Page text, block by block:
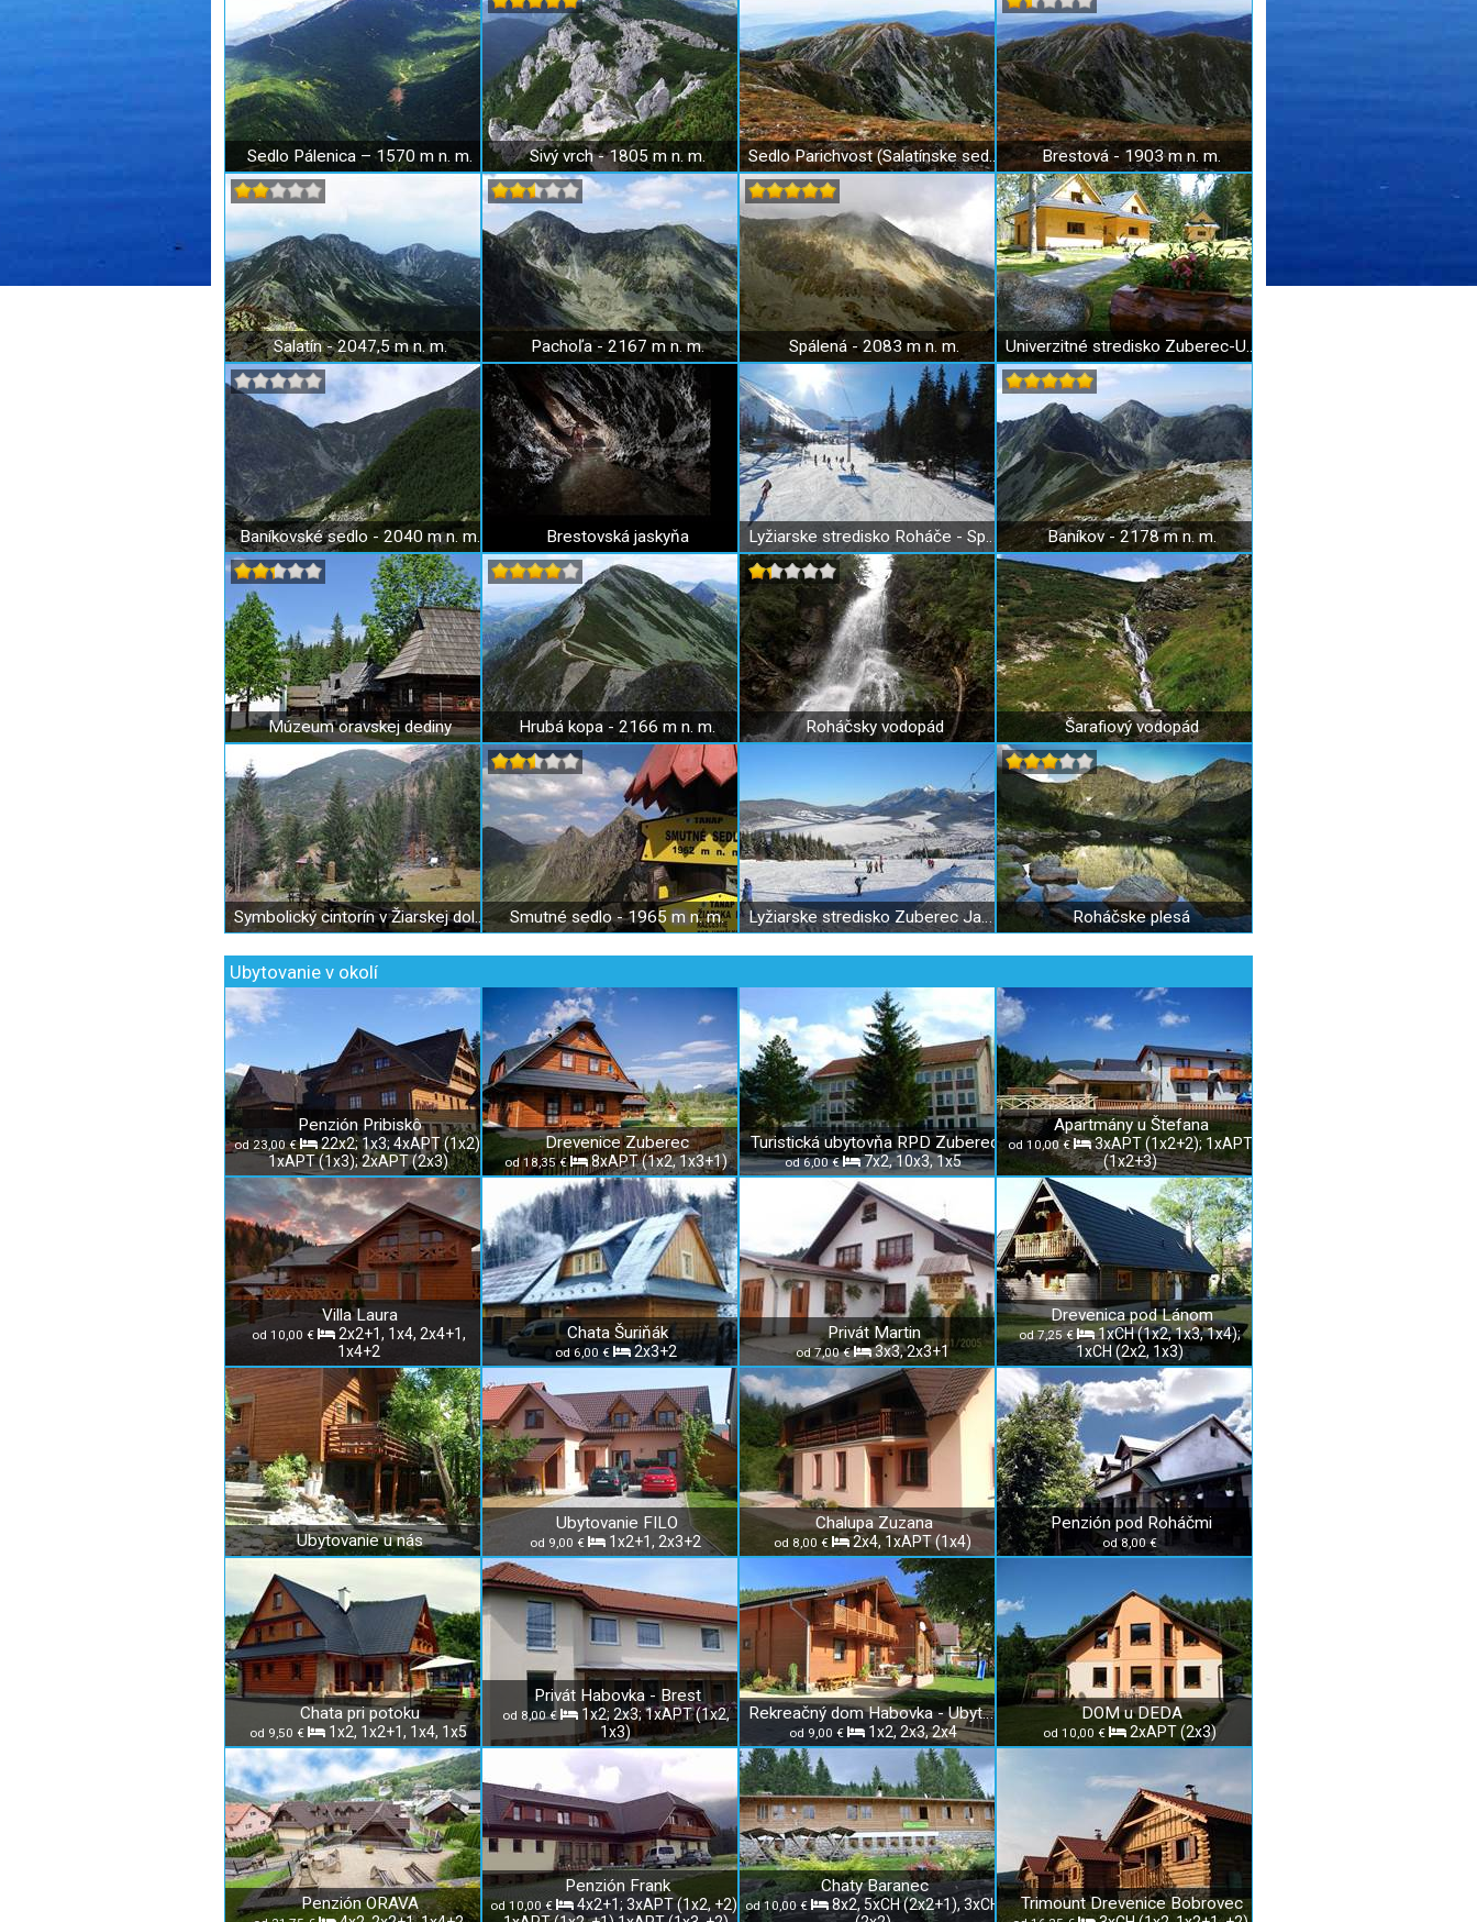
Sedlo Pálenica – 1570 m n. m. Sivý vrch - 1805 m n. m. Sedlo Parichvost (Salatínske sedlo) - 1870 m n. m. Brestová - 1903 m n. m.
Salatín - 2047,5 m n. m. Pachoľa - 2167 m n. m. Spálená - 2083 m n. m. Univerzitné stredisko Zuberec-UNIZA
Baníkovské sedlo - 2040 m n. m. Brestovská jaskyňa Lyžiarske stredisko Roháče - Spálená Baníkov - 2178 m n. m.
Múzeum oravskej dediny Hrubá kopa - 2166 m n. m. Roháčsky vodopád Šarafiový vodopád
Symbolický cintorín v Žiarskej doline Smutné sedlo - 1965 m n. m. Lyžiarske stredisko Zuberec Janovky - Milotín Roháčske plesá
Ubytovanie v okolí
Penzión Pribiskô
od 23,00 €
22x2; 1x3; 4xAPT (1x2);
1xAPT (1x3); 2xAPT (2x3)
Drevenice Zuberec
od 18,35 € 8xAPT (1x2, 1x3+1)
Turistická ubytovňa RPD Zuberec
od 6,00 € 7x2, 10x3, 1x5
Apartmány u Štefana
od 10,00 €
3xAPT (1x2+2); 1xAPT
(1x2+3)
Villa Laura
od 10,00 €
2x2+1, 1x4, 2x4+1,
1x4+2
Chata Šuriňák
od 6,00 € 2x3+2
Privát Martin
od 7,00 € 3x3, 2x3+1
Drevenica pod Lánom
od 7,25 €
1xCH (1x2, 1x3, 1x4);
1xCH (2x2, 1x3)
Ubytovanie u nás
Ubytovanie FILO
od 9,00 € 1x2+1, 2x3+2
Chalupa Zuzana
od 8,00 € 2x4, 1xAPT (1x4)
Penzión pod Roháčmi
od 8,00 €
Chata pri potoku
od 9,50 € 1x2, 1x2+1, 1x4, 1x5
Privát Habovka - Brest
od 8,00 €
1x2; 2x3; 1xAPT (1x2,
1x3)
Rekreačný dom Habovka - Ubytovanie u Jandurových
od 9,00 € 1x2, 2x3, 2x4
DOM u DEDA
od 10,00 € 2xAPT (2x3)
Penzión ORAVA
Penzión Frank
od 10,00 €
4x2+1; 3xAPT (1x2, +2);
Chaty Baranec
od 10,00 €
8x2, 5xCH (2x2+1), 3xCH
Trimount Drevenice Bobrovec